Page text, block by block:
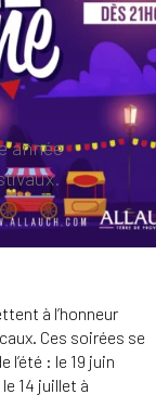
année
à l’honneur
Ces soirées se
: le 19 juin
14 juillet à